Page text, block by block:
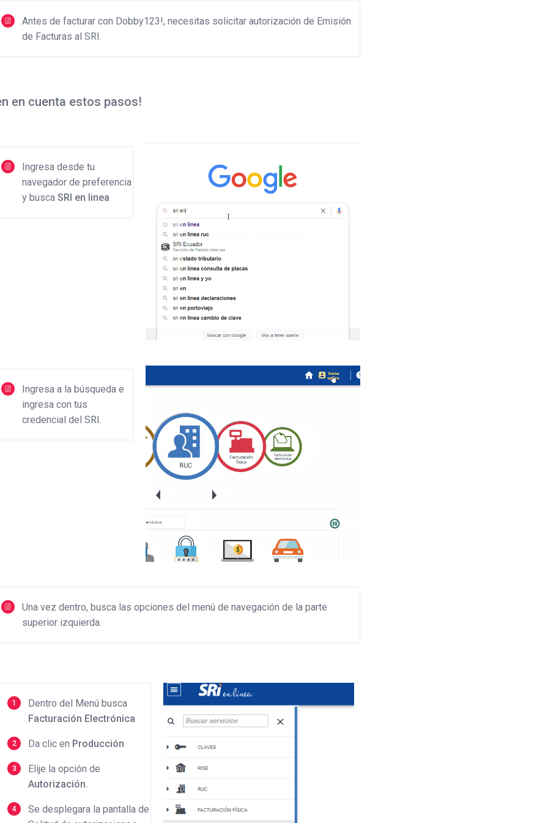
Antes de facturar con Dobby123!, necesitas solicitar autorización de Emisión
de Facturas al SRI.
en cuenta estos pasos!
Ingresa desde tu
navegador de preferencia
y buscaSRI en linea
Ingresa a la búsqueda e
ingresa con tus
credencial del SRI.
Una vez dentro, busca las opciones del menú de navegación de la parte
superior izquierda.
Dentro del Menú busca
Facturación Electrónica
Da clic en Producción
Elije la opción de
Autorización.
Se desplegara la pantalla de